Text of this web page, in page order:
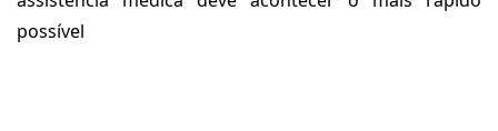
possível